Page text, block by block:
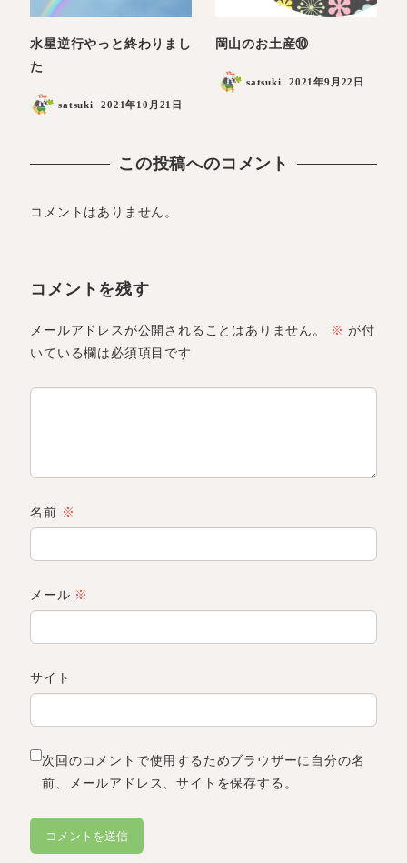
水星逆行やっと終わりまし
た
satsuki 2021年10月21日
岡山のお土産⑩
satsuki 2021年9月22日
この投稿へのコメント
コメントはありません。
コメントを残す
メールアドレスが公開されることはありません。 ※ が付
いている欄は必須項目です
名前 ※
メール ※
サイト
次回のコメントで使用するためブラウザーに自分の名
前、メールアドレス、サイトを保存する。